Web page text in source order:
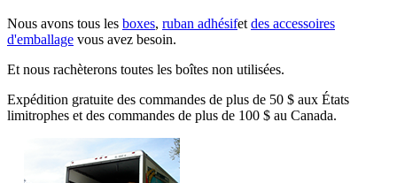
Nous avons tous les boxes, ruban adhésifet des accessoires
d'emballage vous avez besoin.
Et nous rachèterons toutes les boîtes non utilisées.
Expédition gratuite des commandes de plus de 50 $ aux États
limitrophes et des commandes de plus de 100 $ au Canada.